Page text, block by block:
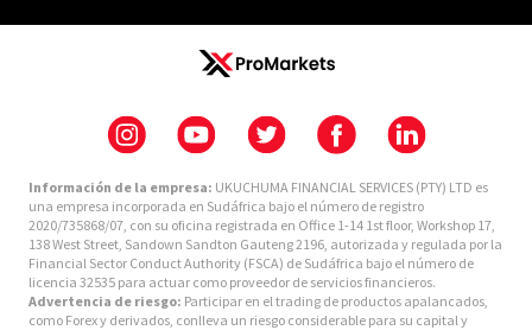
Información de la empresa: UKUCHUMA FINANCIAL SERVICES (PTY) LTD es
una empresa incorporada en Sudáfrica bajo el número de registro
2020/735868/07, con su oficina registrada en Office 1-14 1st floor, Workshop 17,
138 West Street, Sandown Sandton Gauteng 2196, autorizada y regulada por la
Financial Sector Conduct Authority (FSCA) de Sudáfrica bajo el número de
licencia 32535 para actuar como proveedor de servicios financieros.
Advertencia de riesgo: Participar en el trading de productos apalancados,
como Forex y derivados, conlleva un riesgo considerable para su capital y